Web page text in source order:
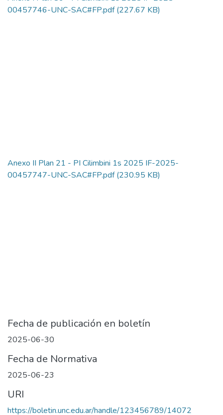
00457746-UNC-SAC#FP.pdf(227.67 KB)
Anexo II Plan 21 - PI Cilimbini 1s 2025 IF-2025-
00457747-UNC-SAC#FP.pdf(230.95 KB)
Fecha de publicación en boletín
2025-06-30
Fecha de Normativa
2025-06-23
URI
https://boletin.unc.edu.ar/handle/123456789/14072